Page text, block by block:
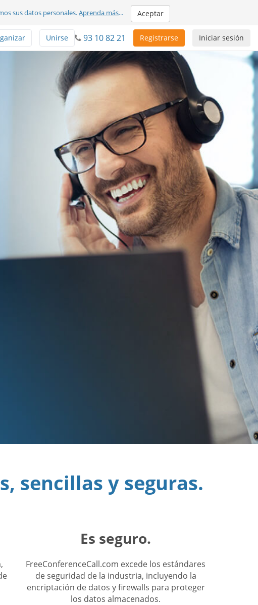
sus datos personales.Aprenda más... Aceptar
Iniciar sesión
Registrarse
93 10 82 21
Unirse
sencillas y seguras.
Es seguro.
FreeConferenceCall.com excede los estándares
de seguridad de la industria, incluyendo la
encriptación de datos y firewalls para proteger
los datos almacenados.